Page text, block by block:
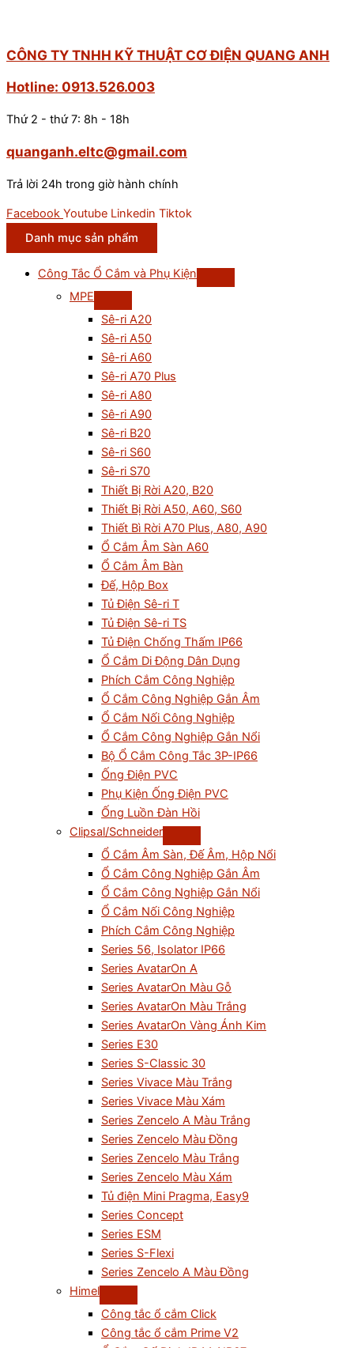
CÔNG TY TNHH KỸ THUẬT CƠ ĐIỆN QUANG ANH
Hotline: 0913.526.003
Thứ 2 - thứ 7: 8h - 18h
quanganh.eltc@gmail.com
Trả lời 24h trong giờ hành chính
Facebook Youtube Linkedin Tiktok
Danh mục sản phẩm
Công Tắc Ổ Cắm và Phụ Kiện
MPE
Sê-ri A20
Sê-ri A50
Sê-ri A60
Sê-ri A70 Plus
Sê-ri A80
Sê-ri A90
Sê-ri B20
Sê-ri S60
Sê-ri S70
Thiết Bị Rời A20, B20
Thiết Bị Rời A50, A60, S60
Thiết Bì Rời A70 Plus, A80, A90
Ổ Cắm Âm Sàn A60
Ổ Cắm Âm Bàn
Đế, Hộp Box
Tủ Điện Sê-ri T
Tủ Điện Sê-ri TS
Tủ Điện Chống Thấm IP66
Ổ Cắm Di Động Dân Dụng
Phích Cắm Công Nghiệp
Ổ Cắm Công Nghiệp Gắn Âm
Ổ Cắm Nối Công Nghiệp
Ổ Cắm Công Nghiệp Gắn Nổi
Bộ Ổ Cắm Công Tắc 3P-IP66
Ống Điện PVC
Phụ Kiện Ống Điện PVC
Ống Luồn Đàn Hồi
Clipsal/Schneider
Ổ Cắm Âm Sàn, Đế Âm, Hộp Nổi
Ổ Cắm Công Nghiệp Gắn Âm
Ổ Cắm Công Nghiệp Gắn Nổi
Ổ Cắm Nối Công Nghiệp
Phích Cắm Công Nghiệp
Series 56, Isolator IP66
Series AvatarOn A
Series AvatarOn Màu Gỗ
Series AvatarOn Màu Trắng
Series AvatarOn Vàng Ánh Kim
Series E30
Series S-Classic 30
Series Vivace Màu Trắng
Series Vivace Màu Xám
Series Zencelo A Màu Trắng
Series Zencelo Màu Đồng
Series Zencelo Màu Trắng
Series Zencelo Màu Xám
Tủ điện Mini Pragma, Easy9
Series Concept
Series ESM
Series S-Flexi
Series Zencelo A Màu Đồng
Himel
Công tắc ổ cắm Click
Công tắc ổ cắm Prime V2